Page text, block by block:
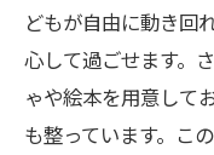
どもが自由に動き回
心して過ごせます。
ゃや絵本を用意して
も整っています。こ